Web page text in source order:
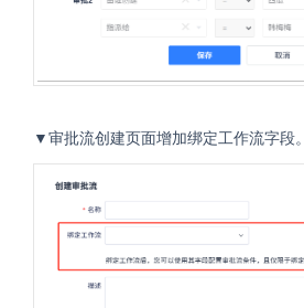
▼审批流创建页面增加绑定工作流字段。